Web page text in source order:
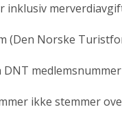
inklusiv
(Den Norske
ikke stemmer